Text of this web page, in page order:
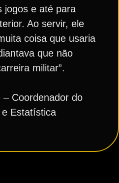
jogos e até para
Ao servir, ele
coisa que usaria
que não
militar”.
Coordenador do
Estatística